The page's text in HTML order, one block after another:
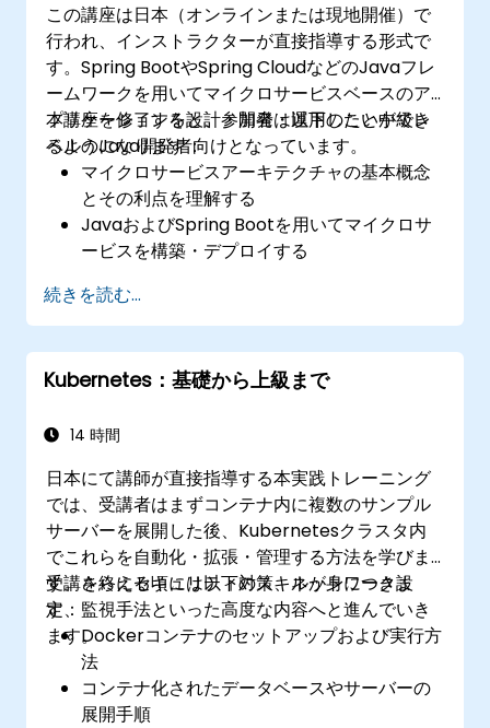
この講座は日本（オンラインまたは現地開催）で
行われ、インストラクターが直接指導する形式で
す。Spring BootやSpring CloudなどのJavaフレ
ームワークを用いてマイクロサービスベースのア
プリケーションを設計・開発・運用したい中級レ
ベルのJava開発者向けとなっています。
本講座を修了すると、参加者は以下のことができ
るようになります：
マイクロサービスアーキテクチャの基本概念
とその利点を理解する
JavaおよびSpring Bootを用いてマイクロサ
ービスを構築・デプロイする
ートウェイの実装方法を習得する
セキュリティ対策や監視機能の導入によりマ
イクロサービスを効果的に運用・拡張させる
DockerおよびKubernetesを用いてマイクロ
続きを読む...
Kubernetes：基礎から上級まで
14 時間
日本にて講師が直接指導する本実践トレーニング
では、受講者はまずコンテナ内に複数のサンプル
サーバーを展開した後、Kubernetesクラスタ内
でこれらを自動化・拡張・管理する方法を学びま
す。さらにセキュリティ対策、ネットワーク設
定、監視手法といった高度な内容へと進んでいき
ます。
受講を終える頃には以下のスキルが身につきま
す：
Dockerコンテナのセットアップおよび実行方
法
コンテナ化されたデータベースやサーバーの
展開手順